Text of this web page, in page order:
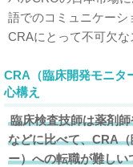
語でのコミュニケーシ
CRAにとって不可欠な
CRA（臨床開発モニタ
心構え
臨床検査技師は薬剤
などに比べて、CRA
ー）への転職が難しい